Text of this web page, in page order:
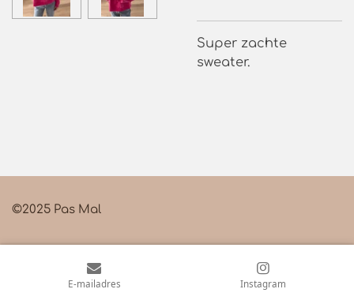
Super zachte
sweater.
©2025 Pas Mal
E-mailadres Instagram